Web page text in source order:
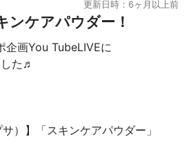
更新日時：6ヶ月以上前
ンケアパウダー！
企画You TubeLIVEに
た♬
）】「スキンケアパウダー」